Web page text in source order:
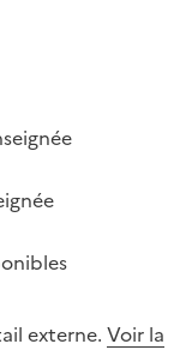
externe. Voir la